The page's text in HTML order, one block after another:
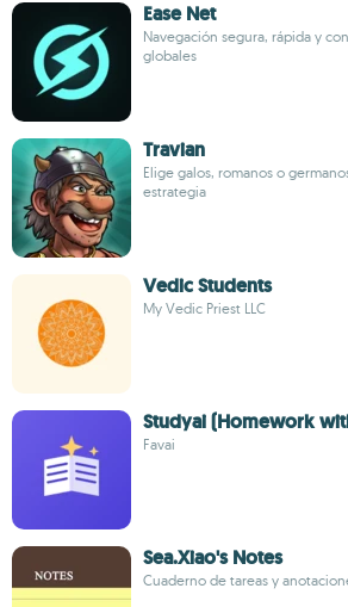
Ease Net
Navegación segura, rápida y
globales
Travian
Elige galos, romanos o
estrategia
Vedic Students
My Vedic Priest LLC
Studyai (Homework
Favai
Sea.Xiao's Notes
Cuaderno de tareas y